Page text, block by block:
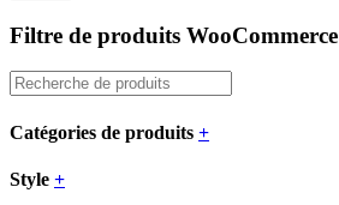
Filtre de produits WooCommerce
Catégories de produits +
Style +